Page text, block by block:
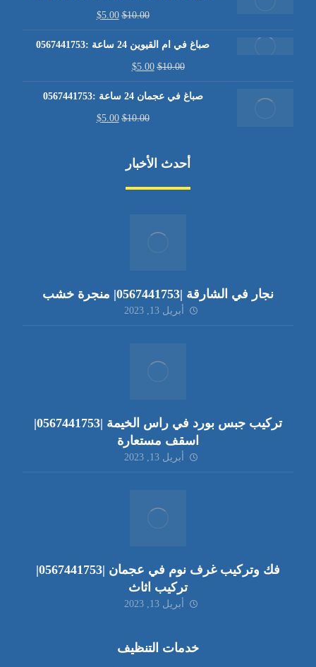
$10.00
$5.00
صباغ في ام القيوين 24 ساعة :0567441753
$10.00
$5.00
صباغ في عجمان 24 ساعة :0567441753
$10.00
$5.00
أحدث الأخبار
نجار في الشارقة |0567441753| منجرة خشب
أبريل 13, 2023
تركيب جبس بورد في راس الخيمة |0567441753|
اسقف مستعارة
أبريل 13, 2023
فك وتركيب غرف نوم في عجمان |0567441753|
تركيب اثاث
أبريل 13, 2023
خدمات التنظيف